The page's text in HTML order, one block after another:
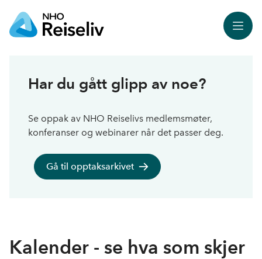
Meny
Har du gått glipp av noe?
Se oppak av NHO Reiselivs medlemsmøter,
konferanser og webinarer når det passer deg.
Gå til opptaksarkivet
Kalender - se hva som skjer